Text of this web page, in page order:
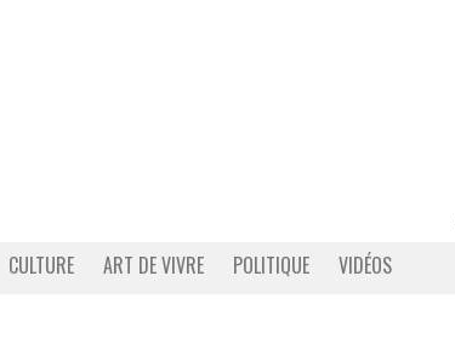
CULTURE ART DE VIVRE POLITIQUE VIDÉOS